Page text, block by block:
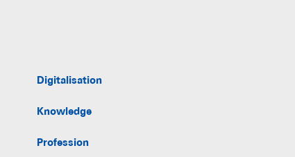
Digitalisation
Knowledge
Profession